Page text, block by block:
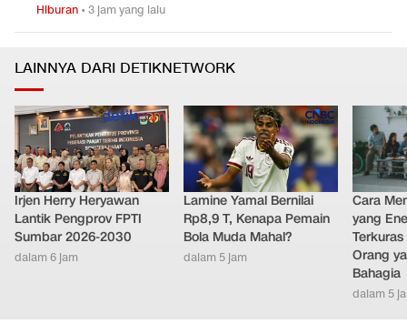
Hiburan •3 jam yang lalu
LAINNYA DARI DETIKNETWORK
Irjen Herry Heryawan
Lantik Pengprov FPTI
Sumbar 2026-2030
dalam 6 jam
Lamine Yamal Bernilai
Rp8,9 T, Kenapa Pemain
Bola Muda Mahal?
dalam 5 jam
Cara
yang
Orang
Bahagia
dalam 5